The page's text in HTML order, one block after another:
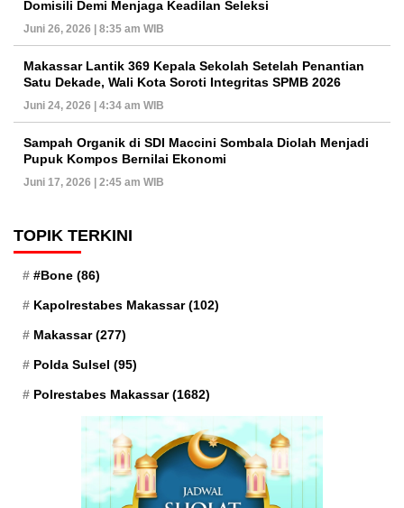
Domisili Demi Menjaga Keadilan Seleksi
Juni 26, 2026 | 8:35 am WIB
Makassar Lantik 369 Kepala Sekolah Setelah Penantian
Satu Dekade, Wali Kota Soroti Integritas SPMB 2026
Juni 24, 2026 | 4:34 am WIB
Sampah Organik di SDI Maccini Sombala Diolah Menjadi
Pupuk Kompos Bernilai Ekonomi
Juni 17, 2026 | 2:45 am WIB
TOPIK TERKINI
#Bone (86)
Kapolrestabes Makassar(102)
Makassar(277)
Polda Sulsel (95)
Polrestabes Makassar(1682)